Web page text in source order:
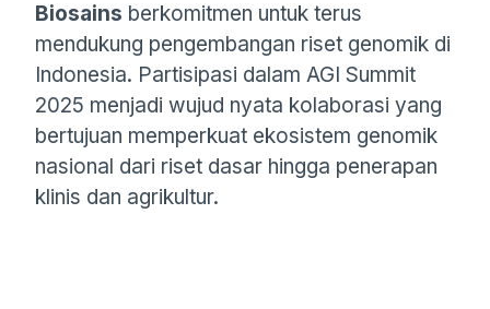
Biosains berkomitmen untuk terus
mendukung pengembangan riset genomik di
Indonesia. Partisipasi dalam AGI Summit
2025 menjadi wujud nyata kolaborasi yang
bertujuan memperkuat ekosistem genomik
nasional dari riset dasar hingga penerapan
klinis dan agrikultur.